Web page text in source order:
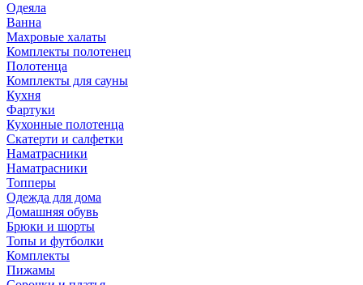
Одеяла
Ванна
Махровые халаты
Комплекты полотенец
Полотенца
Комплекты для сауны
Кухня
Фартуки
Кухонные полотенца
Скатерти и салфетки
Наматрасники
Наматрасники
Топперы
Одежда для дома
Домашняя обувь
Брюки и шорты
Топы и футболки
Комплекты
Пижамы